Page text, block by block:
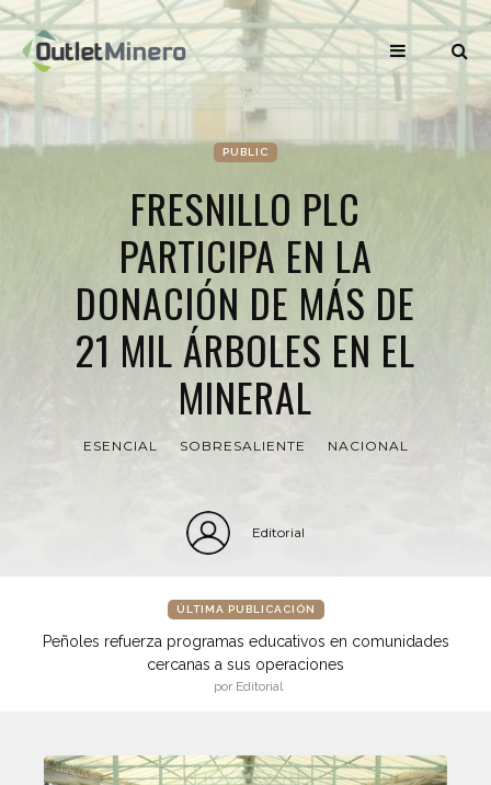
PUBLIC
FRESNILLO PLC
PARTICIPA EN LA
DONACIÓN DE MÁS DE
21 MIL ÁRBOLES EN EL
MINERAL
ESENCIAL SOBRESALIENTE NACIONAL
Editorial
ÚLTIMA PUBLICACIÓN
Peñoles refuerza programas educativos en comunidades
cercanas a sus operaciones
por Editorial